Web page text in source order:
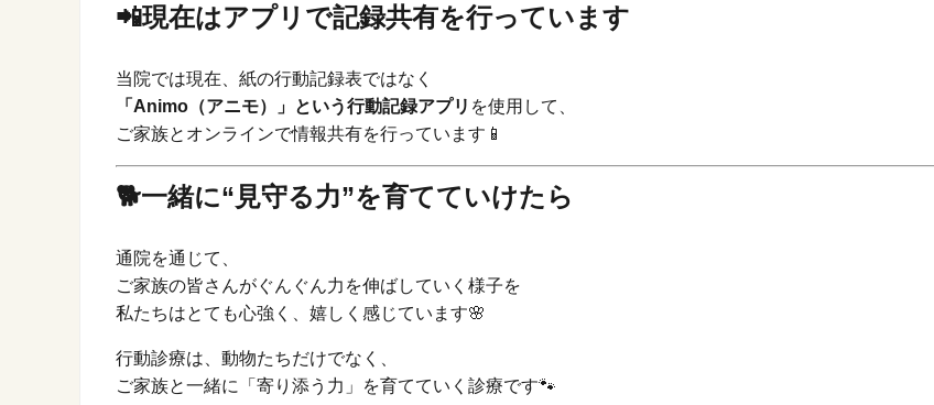
📲現在はアプリで記録共有を行っています
当院では現在、紙の行動記録表ではなく
「Animo（アニモ）」という行動記録アプリ を使用して、
ご家族とオンラインで情報共有を行っています📱
🐕一緒に“見守る力”を育てていけたら
通院を通じて、
ご家族の皆さんがぐんぐん力を伸ばしていく様子を
私たちはとても心強く、嬉しく感じています🌸
行動診療は、動物たちだけでなく、
ご家族と一緒に「寄り添う力」を育てていく診療です🐾